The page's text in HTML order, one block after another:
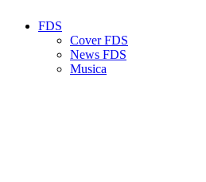
FDS
Cover FDS
News FDS
Musica